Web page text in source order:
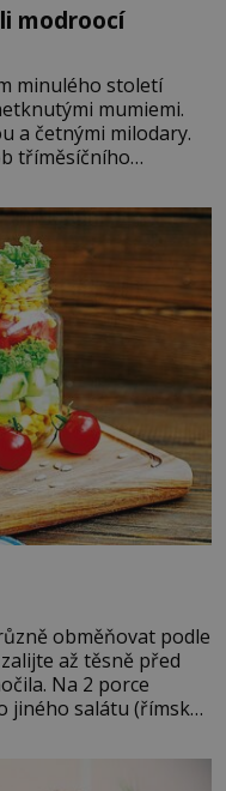
modroocí
minulého století
mumiemi.
a četnými milodary.
tříměsíčního
zdejším klimatickým
a extrémně
obměňovat podle
až těsně před
Na 2 porce
jiného salátu (římský
olivového oleje ✿ 1